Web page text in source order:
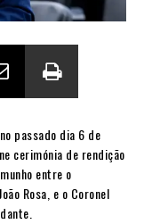
passado dia 6 de
cerimónia de rendição
entre o
Rosa, e o Coronel